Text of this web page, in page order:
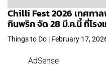
Chilli Fest 2026 เทศกา
กินพริก จัด 28 มี.ค.นี้ ที่โร
Things to Do | February 17,
AdSense